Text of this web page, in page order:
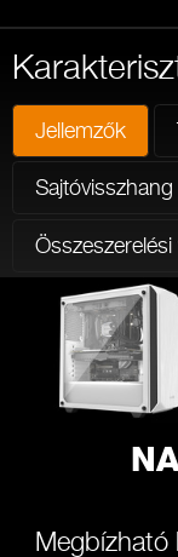
Jellemzők
Sajtóvisszhang
Megbízható